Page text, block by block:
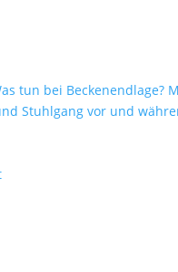
tun bei Beckenendlage?
Stuhlgang vor und